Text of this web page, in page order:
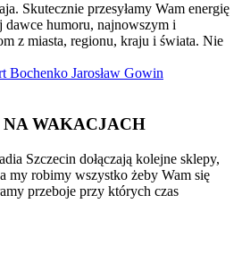
Skutecznie przesyłamy Wam energię
dawce humoru, najnowszym i
z miasta, regionu, kraju i świata. Nie
Bochenko Jarosław Gowin
WAKACJACH
Szczecin dołączają kolejne sklepy,
my robimy wszystko żeby Wam się
przeboje przy których czas